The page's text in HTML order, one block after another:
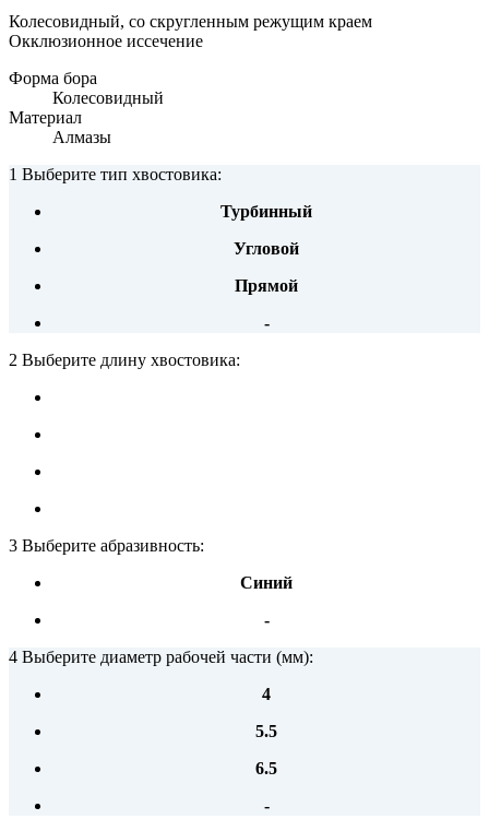
Колесовидный, со скругленным режущим краем
Окклюзионное иссечение
Форма бора
Колесовидный
Материал
Алмазы
1 Выберите тип хвостовика:
Турбинный
Угловой
Прямой
-
2 Выберите длину хвостовика:
3 Выберите абразивность:
Синий
-
4 Выберите диаметр рабочей части (мм):
4
5.5
6.5
-